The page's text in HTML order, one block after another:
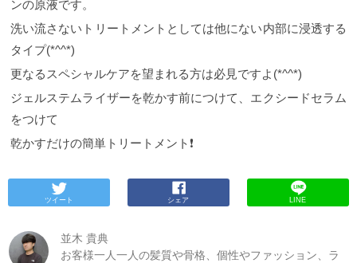
ンの原液です。
洗い流さないトリートメントとしては他にない内部に浸透する
タイプ(*^^*)
更なるスペシャルケアを望まれる方は必見ですよ(*^^*)
ジェルステムライザーを乾かす前につけて、エクシードセラム
をつけて
乾かすだけの簡単トリートメント❗️
ツイート シェア LINE
並木 貴典
お客様一人一人の髪質や骨格、個性やファッション、ラ